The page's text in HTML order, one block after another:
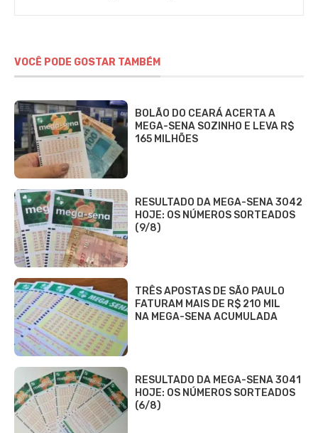
VOCÊ PODE GOSTAR TAMBÉM
BOLÃO DO CEARÁ ACERTA A
MEGA-SENA SOZINHO E LEVA R$
165 MILHÕES
RESULTADO DA MEGA-SENA 3042
HOJE: OS NÚMEROS SORTEADOS
(9/8)
TRÊS APOSTAS DE SÃO PAULO
FATURAM MAIS DE R$ 210 MIL
NA MEGA-SENA ACUMULADA
RESULTADO DA MEGA-SENA 3041
HOJE: OS NÚMEROS SORTEADOS
(6/8)